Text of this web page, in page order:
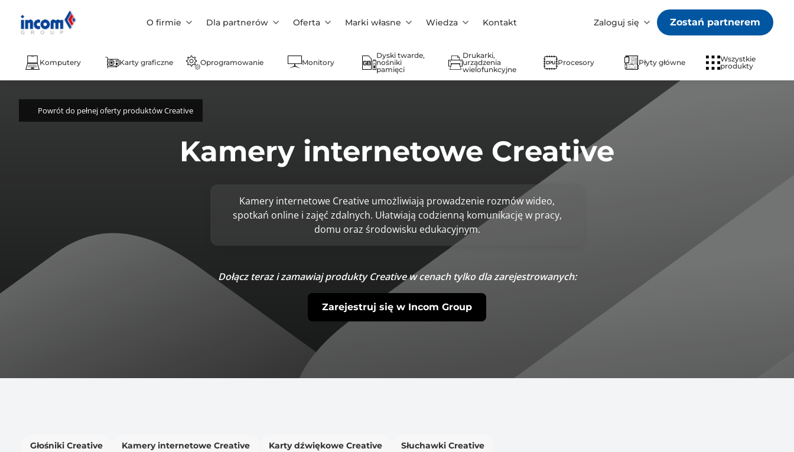
O firmie Dla partnerów Oferta Marki własne Wiedza Kontakt Zaloguj się Zostań partnerem
Komputery Karty graficzne Oprogramowanie Monitory
Dyski twarde,
nośniki
pamięci
Drukarki,
urządzenia
wielofunkcyjne
Procesory Płyty główne
Wszystkie
produkty
Powrót do pełnej oferty produktów Creative
Kamery internetowe Creative
Kamery internetowe Creative umożliwiają prowadzenie rozmów wideo,
spotkań online i zajęć zdalnych. Ułatwiają codzienną komunikację w pracy,
domu oraz środowisku edukacyjnym.
Dołącz teraz i zamawiaj produkty Creative w cenach tylko dla zarejestrowanych:
Zarejestruj się w Incom Group
Głośniki Creative Kamery internetowe Creative Karty dźwiękowe Creative Słuchawki Creative